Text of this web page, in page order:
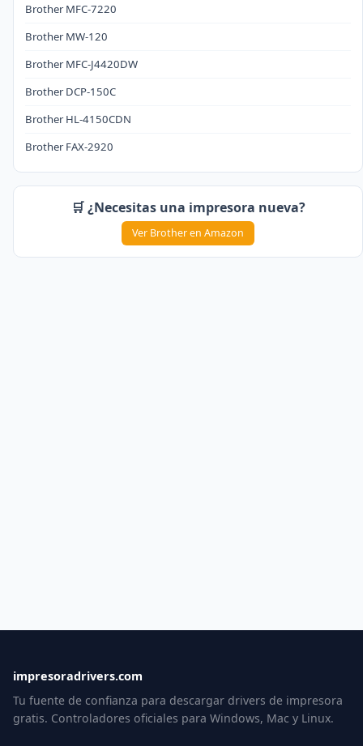
Brother MFC-7220
Brother MW-120
Brother MFC-J4420DW
Brother DCP-150C
Brother HL-4150CDN
Brother FAX-2920
🛒 ¿Necesitas una impresora nueva?
Ver Brother en Amazon
impresoradrivers.com
Tu fuente de confianza para descargar drivers de impresora
gratis. Controladores oficiales para Windows, Mac y Linux.